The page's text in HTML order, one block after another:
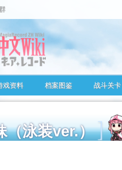
戏资料 档案图鉴 战斗关卡
妹（泳装ver.）